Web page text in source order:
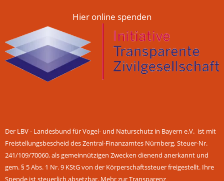
Hier online spenden
Der LBV - Landesbund für Vogel- und Naturschutz in Bayern e.V. ist mit
Freistellungsbescheid des Zentral-Finanzamtes Nürnberg, Steuer-Nr.
241/109/70060, als gemeinnützigen Zwecken dienend anerkannt und
gem. § 5 Abs. 1 Nr. 9 KStG von der Körperschaftssteuer freigestellt. Ihre
Spende ist steuerlich absetzbar. Mehr zur Transparenz